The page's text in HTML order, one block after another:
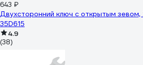
643 ₽
Двухсторонний ключ с открытым
35D615
4.9
(38)